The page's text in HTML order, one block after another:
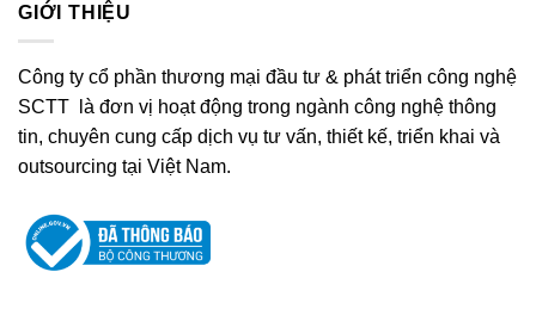
GIỚI THIỆU
Công ty cổ phần thương mại đầu tư & phát triển công nghệ
SCTT là đơn vị hoạt động trong ngành công nghệ thông
tin, chuyên cung cấp dịch vụ tư vấn, thiết kế, triển khai và
outsourcing tại Việt Nam.